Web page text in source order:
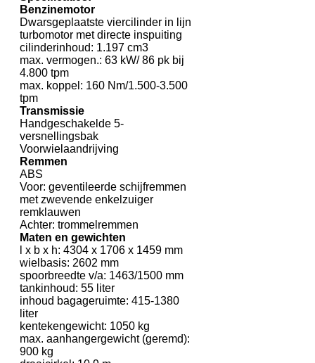
Benzinemotor
Dwarsgeplaatste viercilinder in lijn
turbomotor met directe inspuiting
cilinderinhoud: 1.197 cm3
max. vermogen.: 63 kW/ 86 pk bij
4.800 tpm
max. koppel: 160 Nm/1.500-3.500
tpm
Transmissie
Handgeschakelde 5-
versnellingsbak
Voorwielaandrijving
Remmen
ABS
Voor: geventileerde schijfremmen
met zwevende enkelzuiger
remklauwen
Achter: trommelremmen
Maten en gewichten
l x b x h: 4304 x 1706 x 1459 mm
wielbasis: 2602 mm
spoorbreedte v/a: 1463/1500 mm
tankinhoud: 55 liter
inhoud bagageruimte: 415-1380
liter
kentekengewicht: 1050 kg
max. aanhangergewicht (geremd):
900 kg